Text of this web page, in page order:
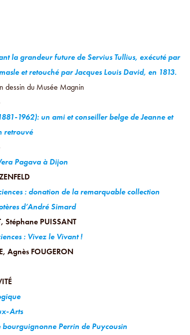
la grandeur future de Servius Tullius, exécuté par
et retouché par Jacques Louis David, en 1813.
dessin du Musée Magnin
1962): un ami et conseiller belge de Jeanne et
retrouvé
Pagava à Dijon
: donation de la remarquable collection
d’André Simard
Stéphane PUISSANT
: Vivez le Vivant !
Agnès FOUGERON
Arts
bourguignonne Perrin de Puycousin